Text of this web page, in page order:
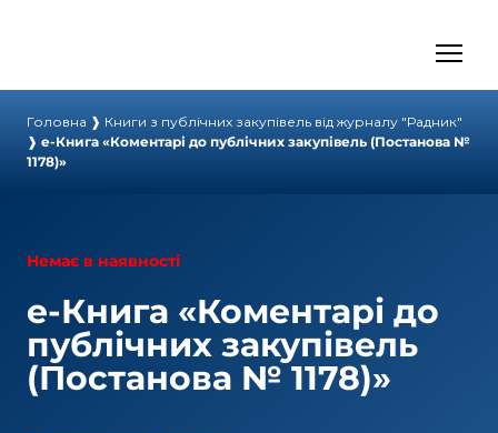
Головна ❱ Книги з публічних закупівель від журналу "Радник"
❱ е-Книга «Коментарі до публічних закупівель (Постанова №
1178)»
Немає в наявності
е-Книга «Коментарі до
публічних закупівель
(Постанова № 1178)»